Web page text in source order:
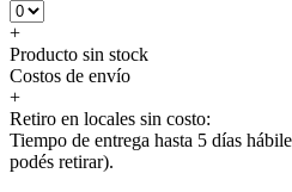
+
Producto sin stock
Costos de envío
+
Retiro en locales sin costo:
Tiempo de entrega hasta 5 días
podés retirar).